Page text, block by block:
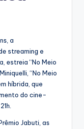
a
streaming e
estreia “No Meio
“No Meio
híbrida, que
do cine-
Jabuti, as